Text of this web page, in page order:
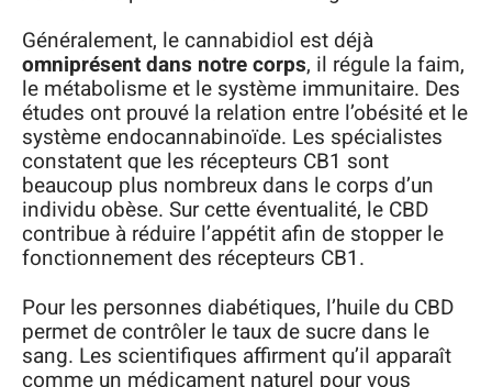
Généralement, le cannabidiol est déjà
omniprésent dans notre corps, il régule la faim,
le métabolisme et le système immunitaire. Des
études ont prouvé la relation entre l’obésité et le
système endocannabinoïde. Les spécialistes
constatent que les récepteurs CB1 sont
beaucoup plus nombreux dans le corps d’un
individu obèse. Sur cette éventualité, le CBD
contribue à réduire l’appétit afin de stopper le
fonctionnement des récepteurs CB1.
Pour les personnes diabétiques, l’huile du CBD
permet de contrôler le taux de sucre dans le
sang. Les scientifiques affirment qu’il apparaît
comme un médicament naturel pour vous